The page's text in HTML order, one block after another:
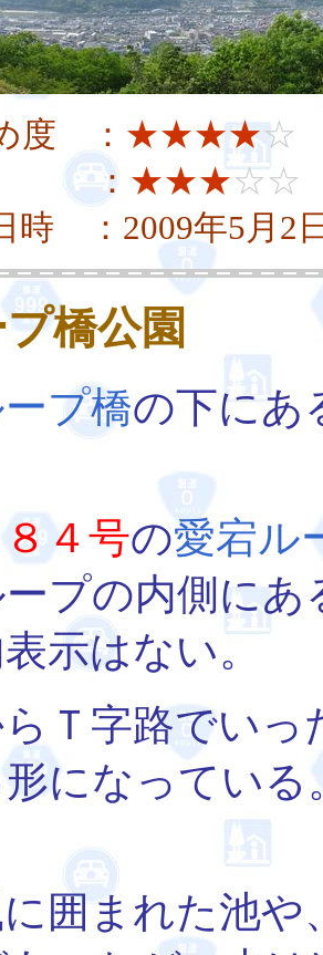
度 ： ★★★★☆
： ★★★☆☆
時 ：2009年5月2
橋公園
プ橋の下にあ
４号の愛宕ル
プの内側にあ
示はない。
Ｔ字路でいっ
になっている
囲まれた池や